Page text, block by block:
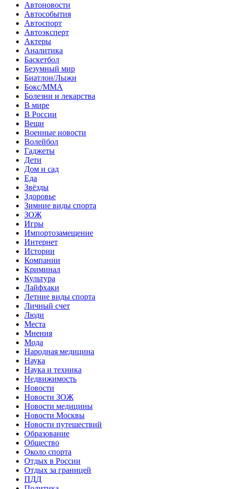
Автоновости
Автособытия
Автоспорт
Автоэксперт
Актеры
Аналитика
Баскетбол
Безумный мир
Биатлон/Лыжи
Бокс/MMA
Болезни и лекарства
В мире
В России
Вещи
Военные новости
Волейбол
Гаджеты
Дети
Дом и сад
Еда
Звёзды
Здоровье
Зимние виды спорта
ЗОЖ
Игры
Импортозамещение
Интернет
Истории
Компании
Криминал
Культура
Лайфхаки
Летние виды спорта
Личный счет
Люди
Места
Мнения
Мода
Народная медицина
Наука
Наука и техника
Недвижимость
Новости
Новости ЗОЖ
Новости медицины
Новости Москвы
Новости путешествий
Образование
Общество
Около спорта
Отдых в России
Отдых за границей
ПДД